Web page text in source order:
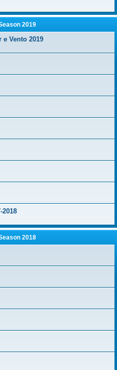
2019
e Vento 2019
2018